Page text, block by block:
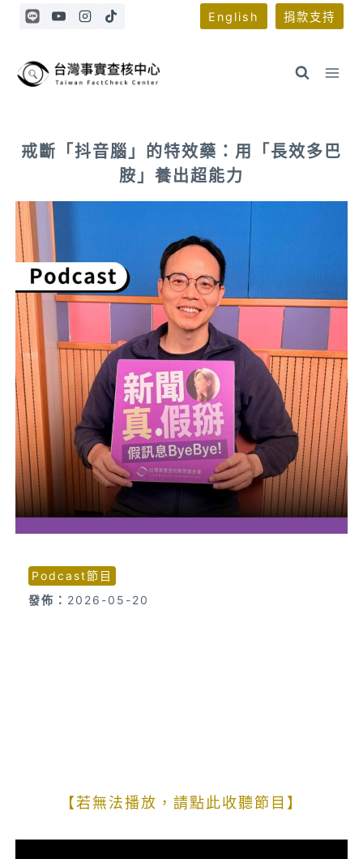
Skip
English 捐款支持
戒斷「抖音腦」的特效藥：用「長效多巴
胺」養出超能力
Podcast節目
發佈： 2026-05-20
【若無法播放，請點此收聽節目】